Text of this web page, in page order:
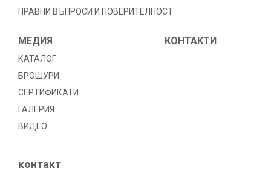
ПРАВНИ ВЪПРОСИ И ПОВЕРИТЕЛНОСТ
МЕДИЯ
КАТАЛОГ
БРОШУРИ
СЕРТИФИКАТИ
ГАЛЕРИЯ
ВИДЕО
КОНТАКТИ
контакт